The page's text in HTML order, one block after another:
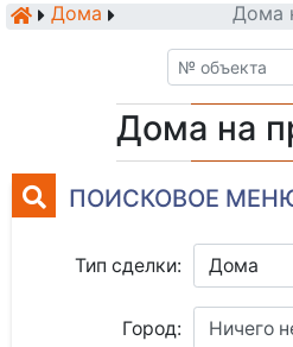
Дома Дома
Дома на
ПОИСКОВОЕ
Тип сделки: Дома
Город: Ничего